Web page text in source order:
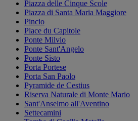
Piazza delle Cinque Scole
Piazza di Santa Maria Maggiore
Pincio
Place du Capitole
Ponte Milvio
Ponte Sant'Angelo
Ponte Sisto
Porta Portese
Porta San Paolo
Pyramide de Cestius
Riserva Naturale di Monte Mario
Sant'Anselmo all'Aventino
Settecamini